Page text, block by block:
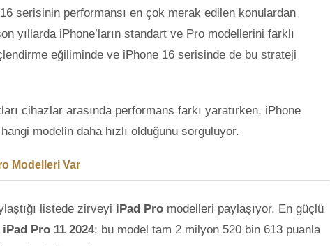
serisinin performansı en çok merak edilen konulardan
yıllarda iPhone’ların standart ve Pro modellerini farklı
eğiliminde ve iPhone 16 serisinde de bu strateji
cihazlar arasında performans farkı yaratırken, iPhone
hangi modelin daha hızlı olduğunu sorguluyor.
Modelleri Var
listede zirveyi iPad Pro modelleri paylaşıyor. En güçlü
Pro 11 2024; bu model tam 2 milyon 520 bin 613 puanla